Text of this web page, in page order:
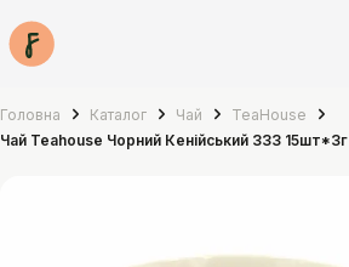
Головна Каталог Чай
TeaHouse
Чай Teahouse Чорний Кенійський 333 15шт*3г